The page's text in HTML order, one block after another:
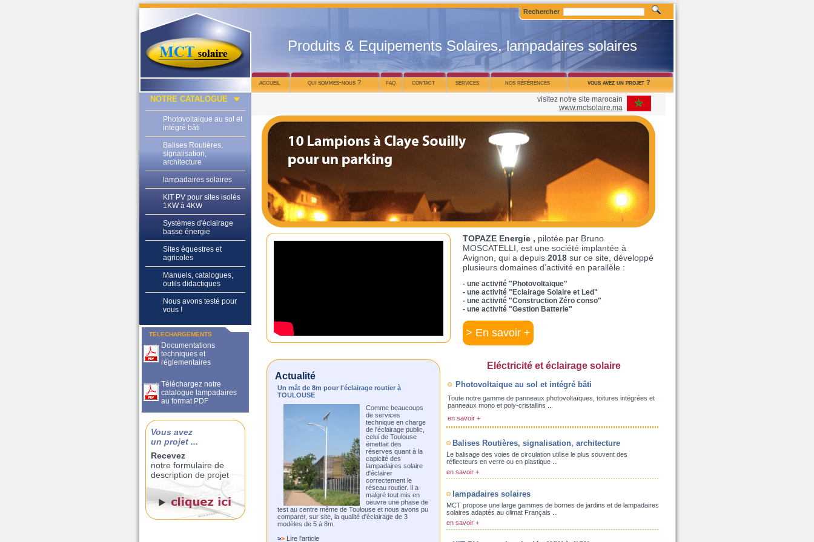
Rechercher
Produits & Equipements Solaires, lampadaires solaires
accueil qui sommes-nous ? faq contact services nos références vous avez un projet ?
NOTRE CATALOGUE
Photovoltaique au sol et
intégré bâti
Balises Routières,
signalisation,
architecture
lampadaires solaires
KIT PV pour sites isolés
1KW à 4KW
Systèmes d'éclairage
basse énergie
Sites équestres et
agricoles
Manuels, catalogues,
outils didactiques
Nous avons testé pour
vous !
TELECHARGEMENTS
Documentations
techniques et
réglementaires
Téléchargez notre
catalogue lampadaires
au format PDF
Vous avez
un projet ...
Recevez
notre formulaire de
description de projet
visitez notre site marocain
www.mctsolaire.ma
TOPAZE Energie , pilotée par Bruno
MOSCATELLI, est une société implantée à
Avignon, qui a depuis 2018sur ce site, développé
plusieurs domaines d’activité en parallèle :
- une activité "Photovoltaïque"
- une activité "Eclairage Solaire et Led"
- une activité "Construction Zéro conso"
- une activité "Gestion Batterie"
> En savoir +
Actualité
Un mât de 8m pour l'éclairage routier à
TOULOUSE
Comme beaucoups
de services
technique en charge
de l'éclairage public,
celui de Toulouse
émettait des
réserves quant à la
capicité des
lampadaires solaire
d'éclairer
correctement le
réseau routier. Il a
malgré tout mis en
oeuvre une phase de
test au centre même de Toulouse et nous avons pu
comparer, sur site, la qualité d'éclairage de 3
modèles de 5 à 8m.
>> Lire l'article
Eléctricité et éclairage solaire
Photovoltaique au sol et intégré bâti
Toute notre gamme de panneaux photovoltaïques, toitures intégrées et
panneaux mono et poly-cristallins ...
en savoir +
Balises Routières, signalisation, architecture
Le balisage des voies de circulation utilise le plus souvent des
réflecteurs en verre ou en plastique ...
en savoir +
lampadaires solaires
MCT propose une large gammes de bornes de jardins et de lampadaires
solaires adaptés au climat Français ...
en savoir +